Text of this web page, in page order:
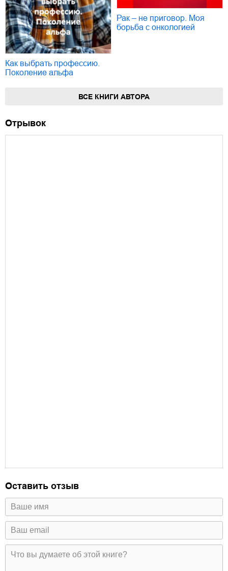
Как выбрать профессию.
Поколение альфа
Рак – не приговор. Моя
борьба с онкологией
ВСЕ КНИГИ АВТОРА
Отрывок
Оставить отзыв